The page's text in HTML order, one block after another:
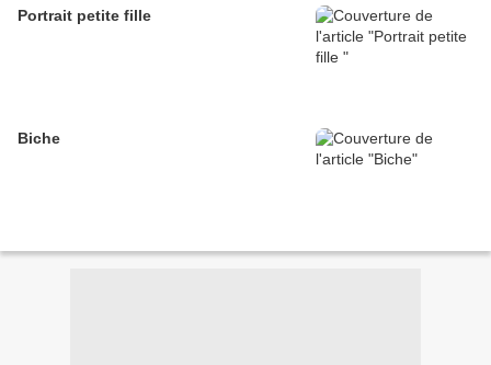
Portrait petite fille
Biche